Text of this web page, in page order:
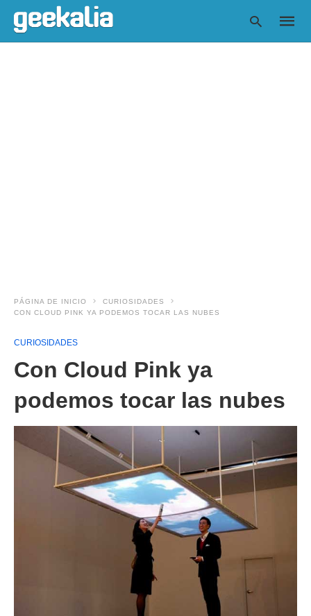
PÁGINA DE INICIO
CURIOSIDADES
CON CLOUD PINK YA PODEMOS TOCAR LAS NUBES
CURIOSIDADES
Con Cloud Pink ya
podemos tocar las nubes